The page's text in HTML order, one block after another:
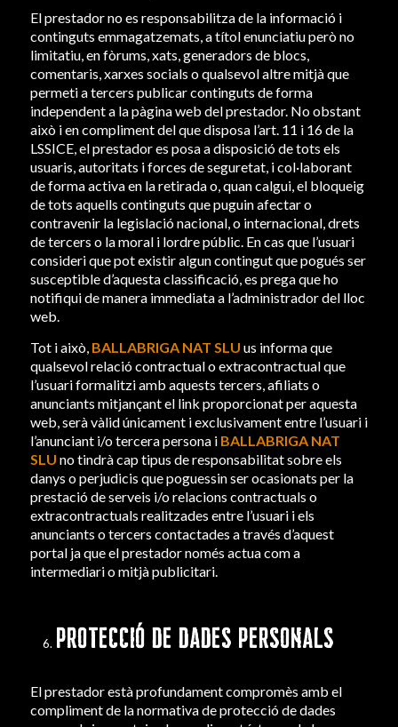
El prestador no es responsabilitza de la informació i
continguts emmagatzemats, a títol enunciatiu però no
limitatiu, en fòrums, xats, generadors de blocs,
comentaris, xarxes socials o qualsevol altre mitjà que
permeti a tercers publicar continguts de forma
independent a la pàgina web del prestador. No obstant
això i en compliment del que disposa l’art. 11 i 16 de la
LSSICE, el prestador es posa a disposició de tots els
usuaris, autoritats i forces de seguretat, i col·laborant
de forma activa en la retirada o, quan calgui, el bloqueig
de tots aquells continguts que puguin afectar o
contravenir la legislació nacional, o internacional, drets
de tercers o la moral i lordre públic. En cas que l’usuari
consideri que pot existir algun contingut que pogués ser
susceptible d’aquesta classificació, es prega que ho
notifiqui de manera immediata a l’administrador del lloc
web.
Tot i això, BALLABRIGA NAT SLU us informa que
qualsevol relació contractual o extracontractual que
l’usuari formalitzi amb aquests tercers, afiliats o
anunciants mitjançant el link proporcionat per aquesta
web, serà vàlid únicament i exclusivament entre l’usuari i
l’anunciant i/o tercera persona i BALLABRIGA NAT
SLU no tindrà cap tipus de responsabilitat sobre els
danys o perjudicis que poguessin ser ocasionats per la
prestació de serveis i/o relacions contractuals o
extracontractuals realitzades entre l’usuari i els
anunciants o tercers contactades a través d’aquest
portal ja que el prestador només actua com a
intermediari o mitjà publicitari.
PROTECCIÓ DE DADES PERSONALS
El prestador està profundament compromès amb el
compliment de la normativa de protecció de dades